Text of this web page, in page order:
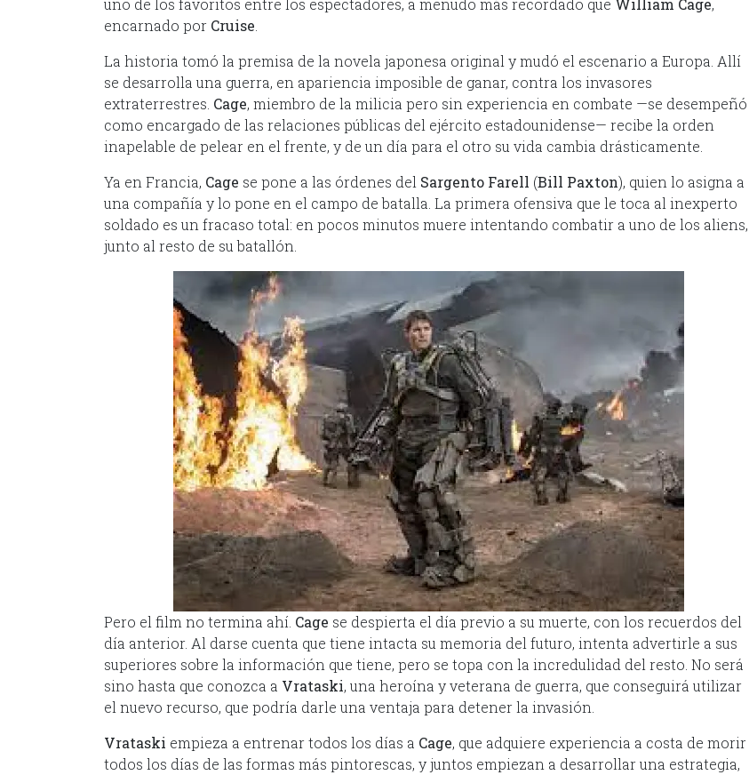
uno de los favoritos entre los espectadores, a menudo más recordado que William Cage,
encarnado por Cruise
La historia tomó la premisa de la novela japonesa original y mudó el escenario a Europa. Allí
se desarrolla una guerra, en apariencia imposible de ganar, contra los invasores
extraterrestres. Cage, miembro de la milicia pero sin experiencia en combate —se desempeñó
como encargado de las relaciones públicas del ejército estadounidense— recibe la orden
inapelable de pelear en el frente, y de un día para el otro su vida cambia drásticamente.
Ya en Francia, Cage se pone a las órdenes del Sargento Farell (Bill Paxton), quien lo asigna a
una compañía y lo pone en el campo de batalla. La primera ofensiva que le toca al inexperto
soldado es un fracaso total: en pocos minutos muere intentando combatir a uno de los aliens,
junto al resto de su batallón.
Pero el film no termina ahí. Cage se despierta el día previo a su muerte, con los recuerdos del
día anterior. Al darse cuenta que tiene intacta su memoria del futuro, intenta advertirle a sus
superiores sobre la información que tiene, pero se topa con la incredulidad del resto. No será
sino hasta que conozca a Vrataski, una heroína y veterana de guerra, que conseguirá utilizar
el nuevo recurso, que podría darle una ventaja para detener la invasión.
Vrataski empieza a entrenar todos los días a Cage, que adquiere experiencia a costa de morir
todos los días de las formas más pintorescas, y juntos empiezan a desarrollar una estrategia,